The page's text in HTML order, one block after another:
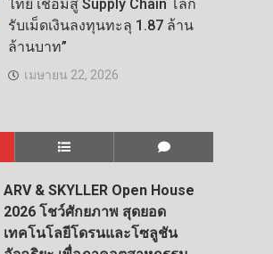
ไทย เชื่อมสู่ Supply Chain โลก
รับเม็ดเงินลงทุนทะลุ 1.87 ล้าน
ล้านบาท”
เมษายน 22, 2026
ARV & SKYLLER Open House
2026 โชว์ศักยภาพ สุดยอด
เทคโนโลยีโดรนและโซลูชัน